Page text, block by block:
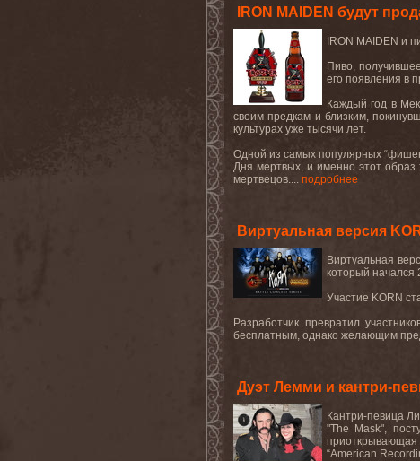
IRON MAIDEN будут
IRON MAIDEN и
Пиво,
его появления в
Каждый год в
своим предкам и близким,
культурах уже тысячи лет.
Одной из самых популярных
Дня мертвых, и именно этот образ
мертвецов.... подробнее
Виртуальная версия
Виртуальная
который начался
Участие KORN
Разработчик превратил
бесплатным, однако желающим
Дуэт Лемми и кантри-
Кантри-певица
"The Mask",
“American